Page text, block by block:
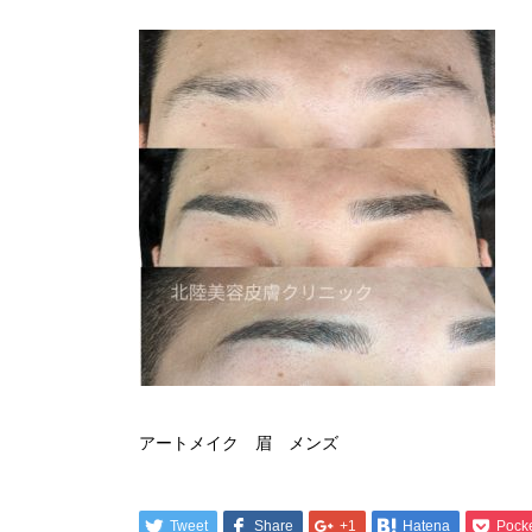
アートメイク 眉 メンズ
Tweet Share +1 Hatena